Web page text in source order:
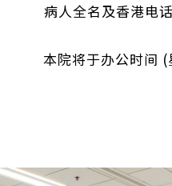
病人全名及香港电
本院将于办公时间